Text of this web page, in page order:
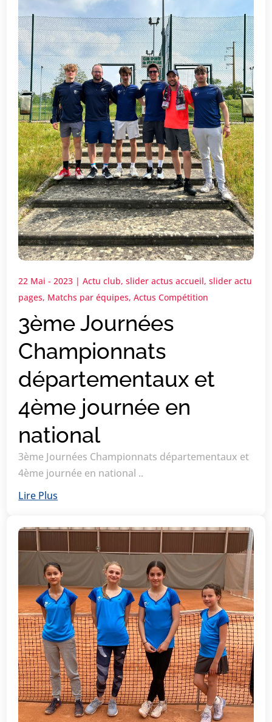
3ème Journées
Championnats
départementaux et
4ème journée en
national
22 Mai - 2023 |Actu club,slider actus accueil,slider actu
pages, Matchs par équipes,Actus Compétition
3ème Journées Championnats départementaux et
4ème journée en national ..
Lire Plus